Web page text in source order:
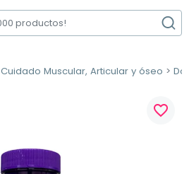
Cuidado Muscular, Articular y óseo
favorite_border